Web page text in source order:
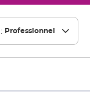
Professionnel